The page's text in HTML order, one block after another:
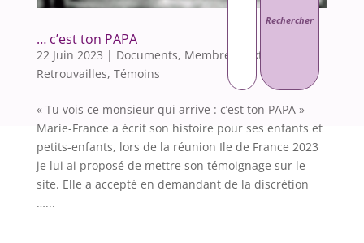
… c’est ton PAPA
22 Juin 2023 | Documents, Membres Textes
Retrouvailles, Témoins
« Tu vois ce monsieur qui arrive : c’est ton PAPA »
Marie-France a écrit son histoire pour ses enfants et
petits-enfants, lors de la réunion Ile de France 2023
je lui ai proposé de mettre son témoignage sur le
site. Elle a accepté en demandant de la discrétion
…...